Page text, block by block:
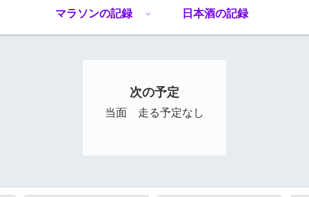
マラソンの記録 日本酒の記録
次の予定
当面 走る予定なし